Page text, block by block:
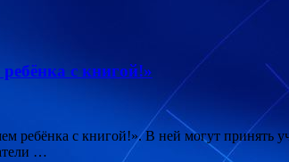
с книгой!»
ребёнка с книгой!». В ней могут принять
…